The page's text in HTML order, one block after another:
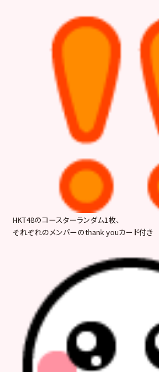
HKT48のコースターランダム1枚、
それぞれのメンバーのthank youカード付き